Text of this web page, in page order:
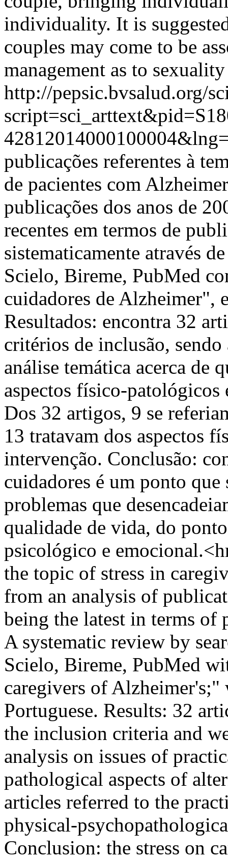
individuality. It is
couples may come to be
management as to
http://pepsic.bvsalud.org/
publicações referentes à
de pacientes com
publicações dos anos de
recentes em termos de
sistematicamente através
Scielo, Bireme, PubMed
cuidadores de Alzheimer",
Resultados: encontra 32
critérios de inclusão,
análise temática acerca de
aspectos físico-patológicos
Dos 32 artigos, 9 se
13 tratavam dos aspectos
intervenção. Conclusão:
cuidadores é um ponto
problemas que
qualidade de vida, do
psicológico e
the topic of stress in
from an analysis of
being the latest in terms of
A systematic review by
Scielo, Bireme, PubMed
caregivers of
Portuguese. Results: 32
the inclusion criteria and
analysis on issues of
pathological aspects of
articles referred to the
physical-
Conclusion: the stress on